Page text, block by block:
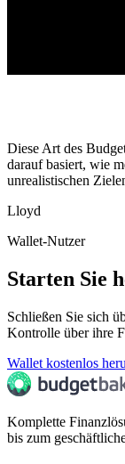
Diese Art des
darauf basiert, wie
unrealistischen
Lloyd
Wallet-Nutzer
Starten Sie
Schließen Sie sich
Kontrolle über ihre
Wallet kostenlos
Komplette
bis zum